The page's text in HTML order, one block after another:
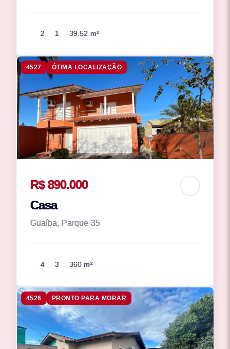
2 1 39.52 m²
4527 ÓTIMA LOCALIZAÇÃO
R$ 890.000
Casa
Guaíba, Parque 35
4 3 360 m²
4526 PRONTO PARA MORAR